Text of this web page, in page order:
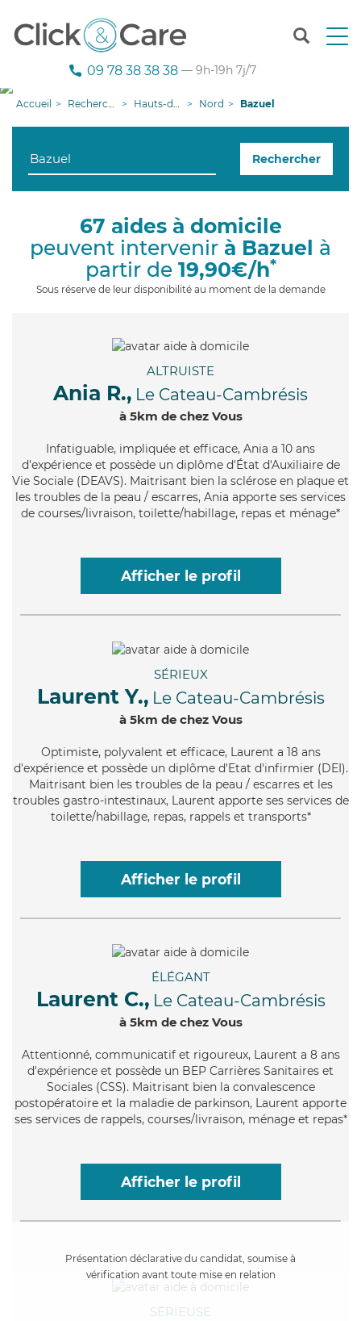
T
n
g
09 78 38 38 38 — 9h-19h 7j/7
Accueil Recherche aide à domicile Hauts-de-France Nord Bazuel
Rechercher
67 aides à domicile
peuvent intervenir à Bazuel à
partir de 19,90€/h*
Sous réserve de leur disponibilité au moment de la demande
ALTRUISTE
Ania R., Le Cateau-Cambrésis
à 5km de chez Vous
Infatiguable, impliquée et efficace, Ania a 10 ans
d'expérience et possède un diplôme d'État d'Auxiliaire de
Vie Sociale (DEAVS). Maitrisant bien la sclérose en plaque et
les troubles de la peau / escarres, Ania apporte ses services
de courses/livraison, toilette/habillage, repas et ménage*
Afficher le profil
SÉRIEUX
Laurent Y., Le Cateau-Cambrésis
à 5km de chez Vous
Optimiste, polyvalent et efficace, Laurent a 18 ans
d'expérience et possède un diplôme d'Etat d'infirmier (DEI).
Maitrisant bien les troubles de la peau / escarres et les
troubles gastro-intestinaux, Laurent apporte ses services de
toilette/habillage, repas, rappels et transports*
Afficher le profil
ÉLÉGANT
Laurent C., Le Cateau-Cambrésis
à 5km de chez Vous
Attentionné, communicatif et rigoureux, Laurent a 8 ans
d'expérience et possède un BEP Carrières Sanitaires et
Sociales (CSS). Maitrisant bien la convalescence
postopératoire et la maladie de parkinson, Laurent apporte
ses services de rappels, courses/livraison, ménage et repas*
Afficher le profil
Présentation déclarative du candidat, soumise à
vérification avant toute mise en relation
SÉRIEUSE